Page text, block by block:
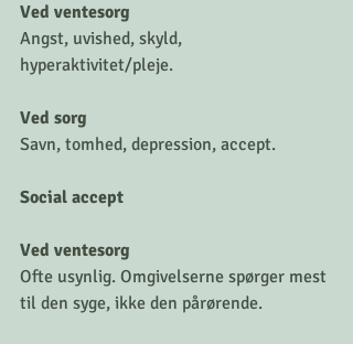
Ved ventesorg
Angst, uvished, skyld,
hyperaktivitet/pleje.
Ved sorg
Savn, tomhed, depression, accept.
Social accept
Ved ventesorg
Ofte usynlig. Omgivelserne spørger mest
til den syge, ikke den pårørende.